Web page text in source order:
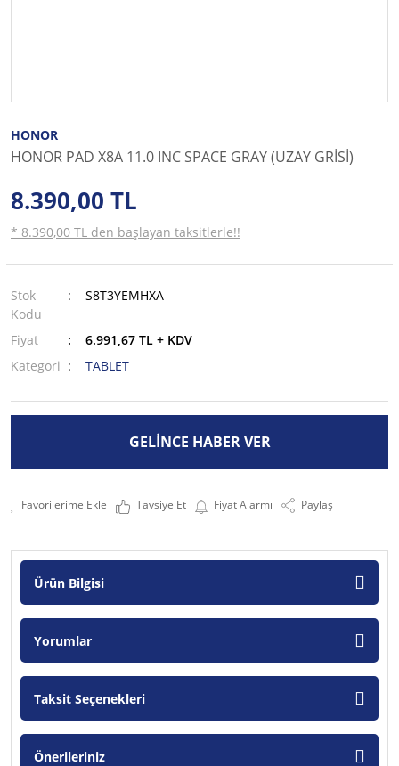
HONOR
HONOR PAD X8A 11.0 INC SPACE GRAY (UZAY GRİSİ)
8.390,00 TL
* 8.390,00 TL den başlayan taksitlerle!!
Stok
Kodu
S8T3YEMHXA
Fiyat
6.991,67 TL + KDV
Kategori
TABLET
GELİNCE HABER VER
Tavsiye Et Fiyat Alarmı Paylaş
Ürün Bilgisi
Yorumlar
Taksit Seçenekleri
Önerileriniz